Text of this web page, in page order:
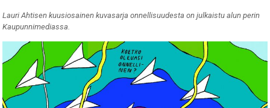
Lauri Ahtisen kuusiosainen kuvasarja onnellisuudesta on julkaistu alun perin
Kaupunnimediassa.